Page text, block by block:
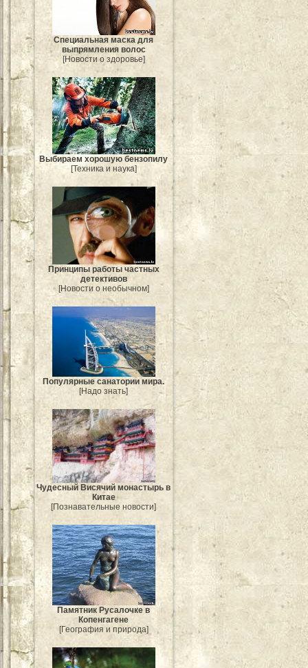
Специальная маска для
выпрямления волос
[Новости о здоровье]
Выбираем хорошую бензопилу
[Техника и наука]
Принципы работы частных
детективов
[Новости о необычном]
Популярные санатории мира.
[Надо знать]
Чудесный Висячий монастырь в
Китае
[Познавательные новости]
Памятник Русалочке в
Копенгагене
[География и природа]